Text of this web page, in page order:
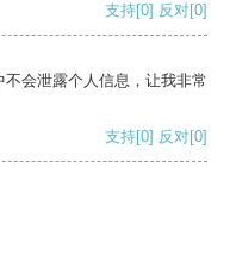
支持[0] 反对[0]
会泄露个人信息，让我非常
支持[0] 反对[0]